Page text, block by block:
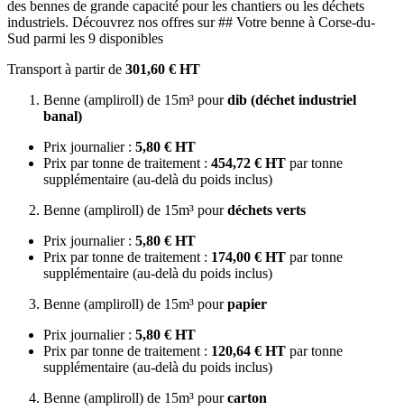
des bennes de grande capacité pour les chantiers ou les déchets
industriels. Découvrez nos offres sur ## Votre benne à Corse-du-
Sud parmi les 9 disponibles
Transport à partir de 301,60 € HT
Benne (ampliroll) de 15m³ pourdib (déchet industriel
banal)
Prix journalier : 5,80 € HT
Prix par tonne de traitement : 454,72 € HT par tonne
supplémentaire (au-delà du poids inclus)
Benne (ampliroll) de 15m³ pourdéchets verts
Prix journalier : 5,80 € HT
Prix par tonne de traitement : 174,00 € HT par tonne
supplémentaire (au-delà du poids inclus)
Benne (ampliroll) de 15m³ pourpapier
Prix journalier : 5,80 € HT
Prix par tonne de traitement : 120,64 € HT par tonne
supplémentaire (au-delà du poids inclus)
Benne (ampliroll) de 15m³ pourcarton